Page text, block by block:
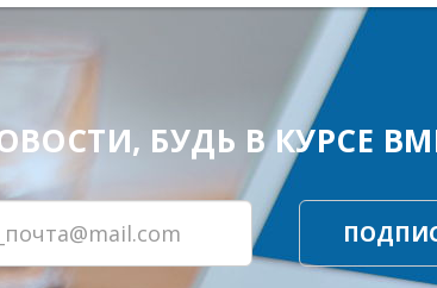
БУДЬ В КУРСЕ